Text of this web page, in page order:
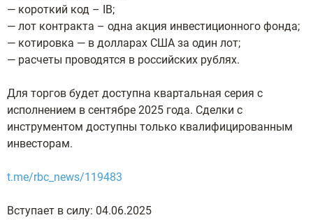
— короткий код – IB;
— лот контракта – одна акция инвестиционного фонда;
— котировка — в долларах США за один лот;
— расчеты проводятся в российских рублях.
Для торгов будет доступна квартальная серия с
исполнением в сентябре 2025 года. Сделки с
инструментом доступны только квалифицированным
инвесторам.
t.me/rbc_news/119483
Вступает в силу: 04.06.2025